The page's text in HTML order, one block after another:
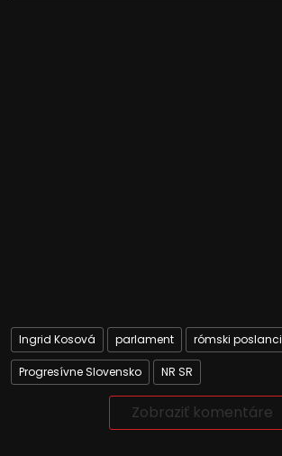
Ingrid Kosová parlament rómski poslanci
Progresívne Slovensko NR SR
Zobraziť komentáre